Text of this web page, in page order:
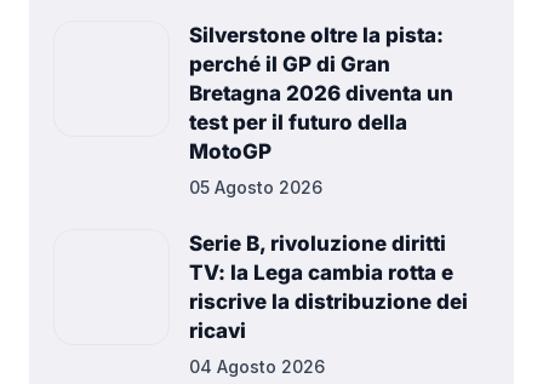
Silverstone oltre la pista:
perché il GP di Gran
Bretagna 2026 diventa un
test per il futuro della
MotoGP
05 Agosto 2026
Serie B, rivoluzione diritti
TV: la Lega cambia rotta e
riscrive la distribuzione dei
ricavi
04 Agosto 2026